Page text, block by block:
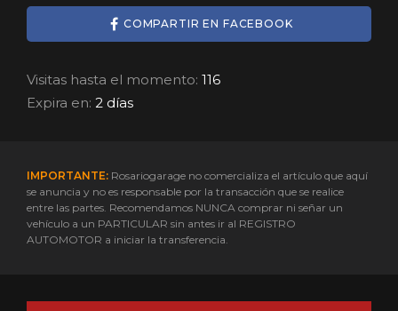
COMPARTIR EN FACEBOOK
Visitas hasta el momento: 116
Expira en: 2 días
IMPORTANTE: Rosariogarage no comercializa el artículo que aquí
se anuncia y no es responsable por la transacción que se realice
entre las partes. Recomendamos NUNCA comprar ni señar un
vehículo a un PARTICULAR sin antes ir al REGISTRO
AUTOMOTOR a iniciar la transferencia.